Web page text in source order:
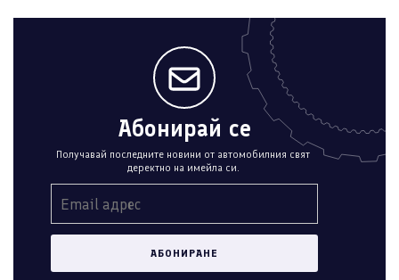
Абонирай се
Получавай последните новини от автомобилния свят
деректно на имейла си.